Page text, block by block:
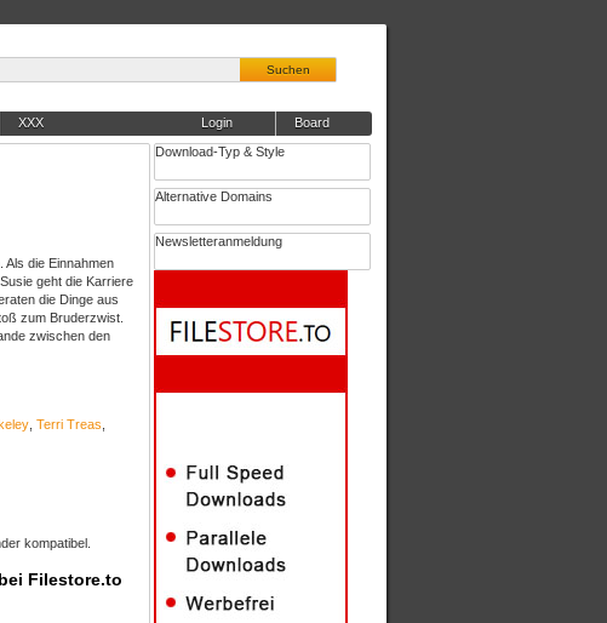
Suchen
XXX Board
Login
Download-Typ & Style
Alternative Domains
Newsletteranmeldung
die Einnahmen
geht die Karriere
die Dinge aus
zum Bruderzwist.
zwischen den
Terri Treas
kompatibel.
Filestore.to